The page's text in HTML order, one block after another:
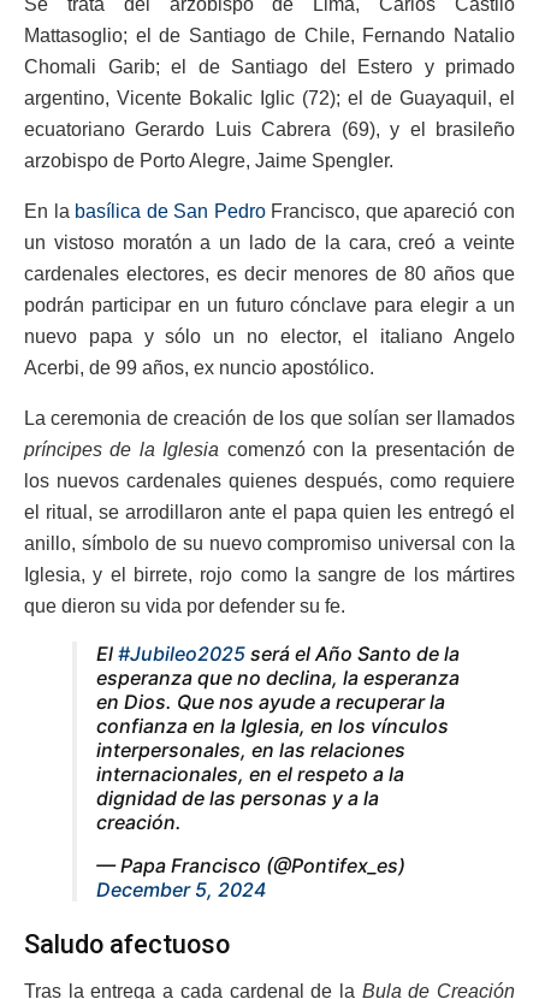
Mattasoglio; el de Santiago de Chile, Fernando Natalio
Chomali Garib; el de Santiago del Estero y primado
argentino, Vicente Bokalic Iglic (72); el de Guayaquil, el
ecuatoriano Gerardo Luis Cabrera (69), y el brasileño
arzobispo de Porto Alegre, Jaime Spengler.
En la basílica de San PedroFrancisco, que apareció con
un vistoso moratón a un lado de la cara, creó a veinte
cardenales electores, es decir menores de 80 años que
podrán participar en un futuro cónclave para elegir a un
nuevo papa y sólo un no elector, el italiano Angelo
Acerbi, de 99 años, ex nuncio apostólico.
La ceremonia de creación de los que solían ser llamados
príncipes de la Iglesia comenzó con la presentación de
los nuevos cardenales quienes después, como requiere
el ritual, se arrodillaron ante el papa quien les entregó el
anillo, símbolo de su nuevo compromiso universal con la
Iglesia, y el birrete, rojo como la sangre de los mártires
que dieron su vida por defender su fe.
El #Jubileo2025 será el Año Santo de la
esperanza que no declina, la esperanza
en Dios. Que nos ayude a recuperar la
confianza en la Iglesia, en los vínculos
interpersonales, en las relaciones
internacionales, en el respeto a la
dignidad de las personas y a la
creación.
— Papa Francisco (@Pontifex_es)
December 5, 2024
Saludo afectuoso
Tras la entrega a cada cardenal de la Bula de Creación